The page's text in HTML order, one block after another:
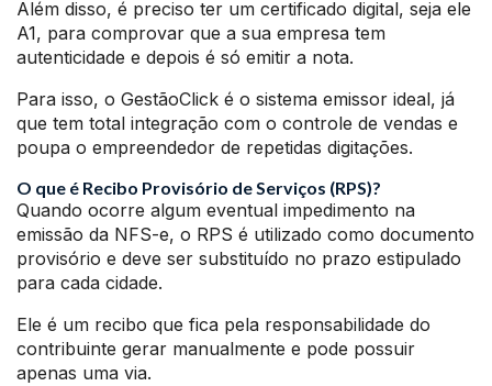
Além disso, é preciso ter um certificado digital, seja ele
A1, para comprovar que a sua empresa tem
autenticidade e depois é só emitir a nota.
Para isso, o GestãoClick é o sistema emissor ideal, já
que tem total integração com o controle de vendas e
poupa o empreendedor de repetidas digitações.
O que é Recibo Provisório de Serviços (RPS)?
Quando ocorre algum eventual impedimento na
emissão da NFS-e, o RPS é utilizado como documento
provisório e deve ser substituído no prazo estipulado
para cada cidade.
Ele é um recibo que fica pela responsabilidade do
contribuinte gerar manualmente e pode possuir
apenas uma via.